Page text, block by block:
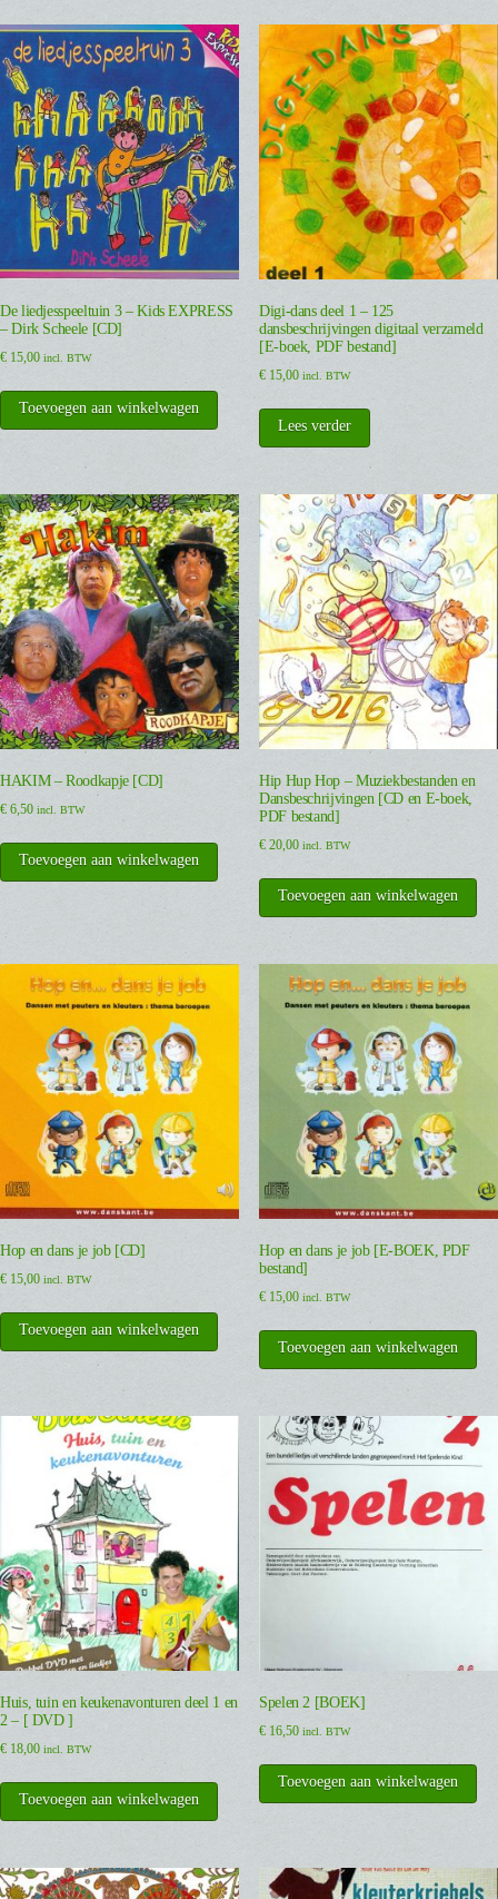
De liedjesspeeltuin 3 – Kids EXPRESS
– Dirk Scheele [CD]
€ 15,00 incl. BTW
Toevoegen aan winkelwagen
Digi-dans deel 1 – 125
dansbeschrijvingen digitaal verzameld
[E-boek, PDF bestand]
€15,00 incl. BTW
Lees verder
HAKIM – Roodkapje [CD]
€ 6,50 incl. BTW
Toevoegen aan winkelwagen
Hip Hup Hop – Muziekbestanden en
Dansbeschrijvingen [CD en E-boek,
PDF bestand]
€20,00 incl. BTW
Toevoegen aan winkelwagen
Hop en dans je job [CD]
€ 15,00 incl. BTW
Toevoegen aan winkelwagen
Hop en dans je job [E-BOEK, PDF
bestand]
€15,00 incl. BTW
Toevoegen aan winkelwagen
Huis, tuin en keukenavonturen deel 1 en
2 – [ DVD ]
€ 18,00 incl. BTW
Toevoegen aan winkelwagen
Spelen 2 [BOEK]
€16,50 incl. BTW
Toevoegen aan winkelwagen